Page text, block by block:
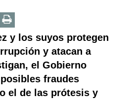
y los suyos protegen
y atacan a
el Gobierno
fraudes
el de las prótesis y